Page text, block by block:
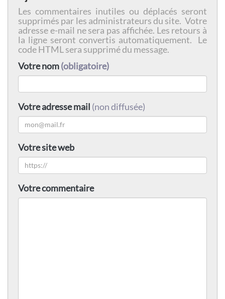
Les commentaires inutiles ou déplacés seront
supprimés par les administrateurs du site. Votre
adresse e-mail ne sera pas affichée. Les retours à
la ligne seront convertis automatiquement. Le
code HTML sera supprimé du message.
Votre nom(obligatoire)
Votre adresse mail (non diffusée)
Votre site web
Votre commentaire